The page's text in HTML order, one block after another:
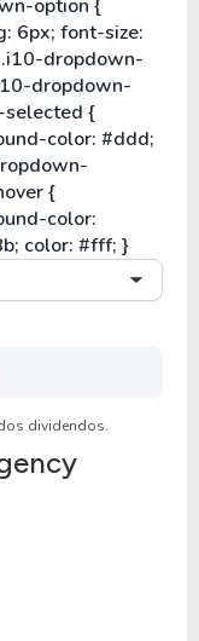
dividendos.